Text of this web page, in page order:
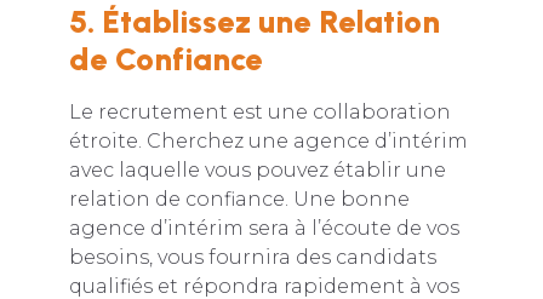
5. Établissez une Relation
de Confiance
Le recrutement est une collaboration
étroite. Cherchez une agence d’intérim
avec laquelle vous pouvez établir une
relation de confiance. Une bonne
agence d’intérim sera à l’écoute de vos
besoins, vous fournira des candidats
qualifiés et répondra rapidement à vos